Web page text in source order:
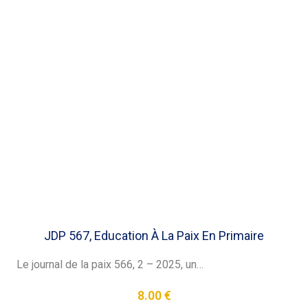
JDP 567, Education À La Paix En Primaire
Le journal de la paix 566, 2 – 2025, un…
8.00€